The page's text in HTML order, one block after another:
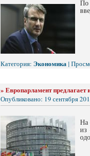
По
Категория: Экономика|
» Европарламент
Опубликовано: 19 сентября
На
из